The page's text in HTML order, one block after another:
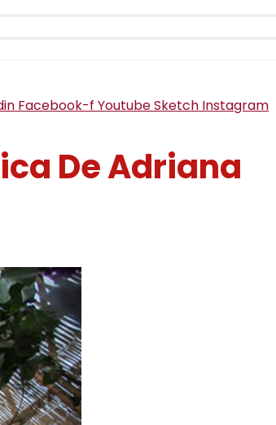
Facebook-f YoutubeSketch Instagram
De Adriana